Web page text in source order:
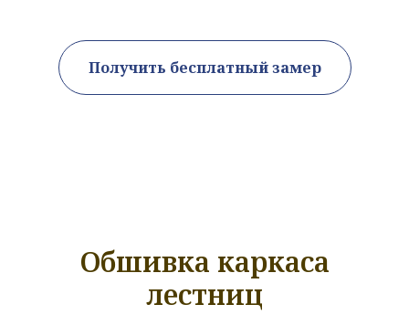
Получить бесплатный замер
Обшивка каркаса
лестниц